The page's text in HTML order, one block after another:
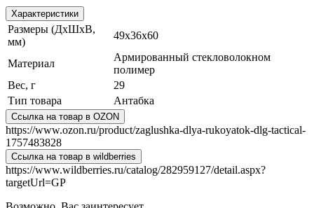
Характеристики
Размеры (ДхШхВ,
мм)
49х36х60
Материал
Армированный стекловолокном
полимер
Вес, г
29
Тип товара
Антабка
Ссылка на товар в OZON
https://www.ozon.ru/product/zaglushka-dlya-rukoyatok-dlg-tactical-
1757483828
Ссылка на товар в wildberries
https://www.wildberries.ru/catalog/282959127/detail.aspx?
targetUrl=GP